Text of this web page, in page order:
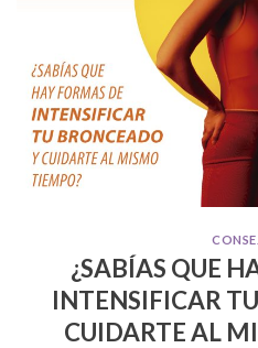
¿SABÍAS QUE
INTENSIFICAR
CUIDARTE AL